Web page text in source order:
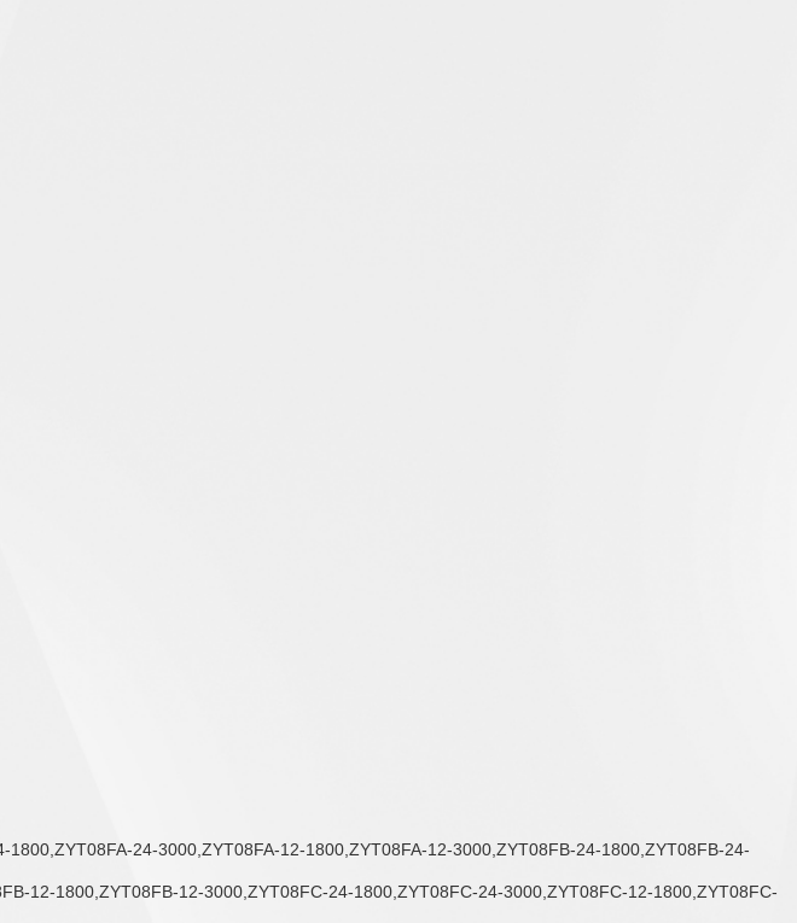
1800,ZYT08FA-24-3000,ZYT08FA-12-1800,ZYT08FA-12-3000,ZYT08FB-24-1800,ZYT08FB-24-
12-1800,ZYT08FB-12-3000,ZYT08FC-24-1800,ZYT08FC-24-3000,ZYT08FC-12-1800,ZYT08FC-